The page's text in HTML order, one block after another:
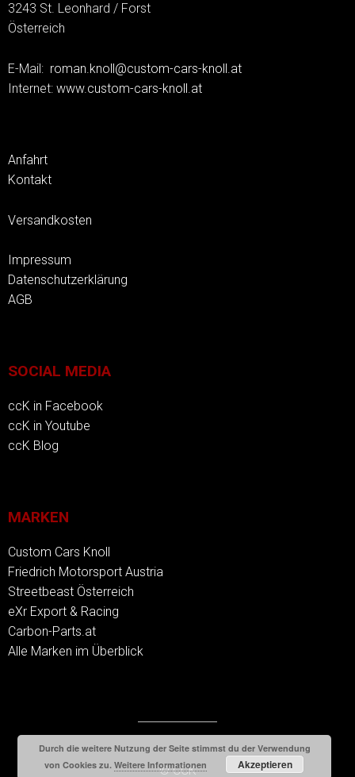
3243 St. Leonhard / Forst
Österreich
E-Mail: roman.knoll@custom-cars-knoll.at
Internet: www.custom-cars-knoll.at
Anfahrt
Kontakt
Versandkosten
Impressum
Datenschutzerklärung
AGB
SOCIAL MEDIA
ccK in Facebook
ccK in Youtube
ccK Blog
MARKEN
Custom Cars Knoll
Friedrich Motorsport Austria
Streetbeast Österreich
eXr Export & Racing
Carbon-Parts.at
Alle Marken im Überblick
© CCK
Durch die weitere Nutzung der Seite stimmst du der Verwendung
von Cookies zu.Weitere Informationen Akzeptieren